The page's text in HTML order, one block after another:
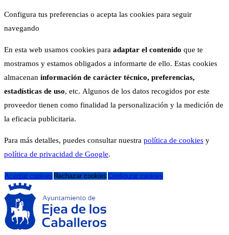
Configura tus preferencias o acepta las cookies para seguir
navegando
En esta web usamos cookies para adaptar el contenido que te
mostramos y estamos obligados a informarte de ello. Estas cookies
almacenan información de carácter técnico, preferencias,
estadísticas de uso, etc. Algunos de los datos recogidos por este
proveedor tienen como finalidad la personalización y la medición de
la eficacia publicitaria.
Para más detalles, puedes consultar nuestra política de cookies y
política de privacidad de Google.
Aceptar cookies Rechazar cookies Configurar cookies